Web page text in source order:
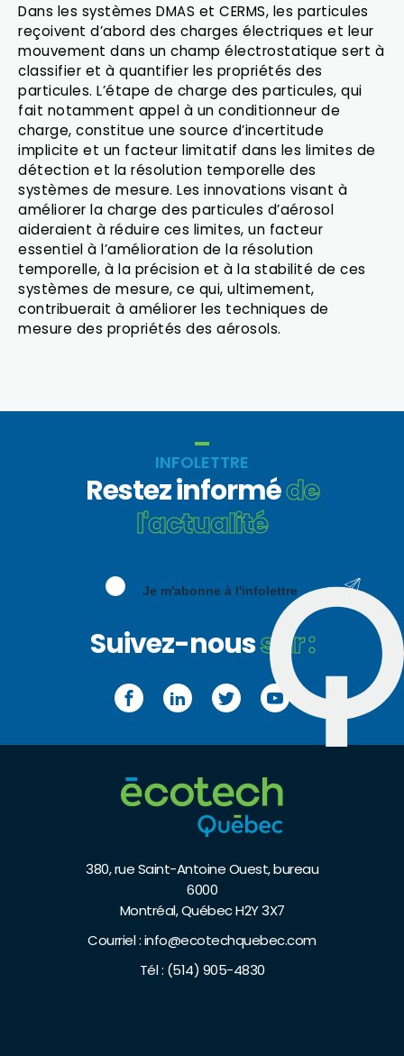
Dans les systèmes DMAS et CERMS, les particules
reçoivent d’abord des charges électriques et leur
mouvement dans un champ électrostatique sert à
classifier et à quantifier les propriétés des
particules. L’étape de charge des particules, qui
fait notamment appel à un conditionneur de
charge, constitue une source d’incertitude
implicite et un facteur limitatif dans les limites de
détection et la résolution temporelle des
systèmes de mesure. Les innovations visant à
améliorer la charge des particules d’aérosol
aideraient à réduire ces limites, un facteur
essentiel à l’amélioration de la résolution
temporelle, à la précision et à la stabilité de ces
systèmes de mesure, ce qui, ultimement,
contribuerait à améliorer les techniques de
mesure des propriétés des aérosols.
380, rue Saint-Antoine Ouest, bureau
6000
Montréal, Québec H2Y 3X7
Courriel :info@ecotechquebec.com
Tél : (514) 905-4830
INFOLETTRE
Restez informéde
l'actualité
Je m'abonne à l'infolettre
Suivez-noussur :
FacebookLinkedInTwitterYouTube